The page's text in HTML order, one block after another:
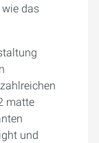
das
matte
und